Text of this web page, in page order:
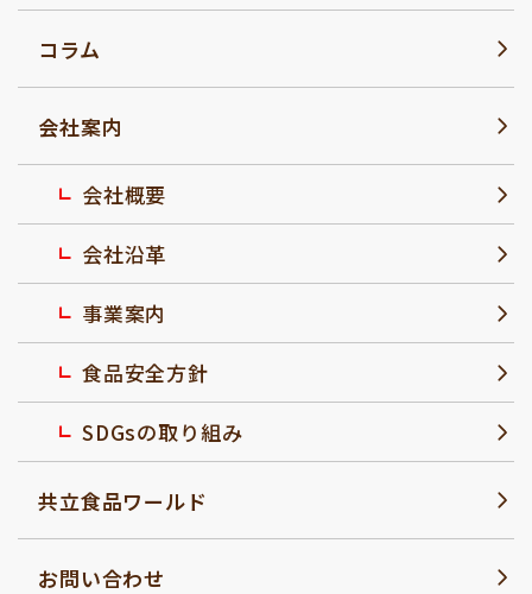
コラム
会社案内
会社概要
会社沿革
事業案内
食品安全方針
SDGsの取り組み
共立食品ワールド
お問い合わせ